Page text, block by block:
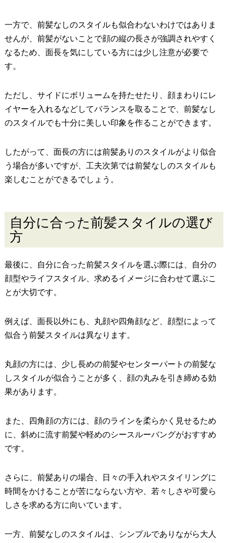
一方で、前髪なしのスタイルも似合わないわけではありま
せんが、前髪がないことで顔の縦の長さが強調されやすく
なるため、面長を気にしている方には少し注意が必要で
す。
ただし、サイドにボリュームを持たせたり、顔まわりにレ
イヤーを入れるなどしてバランスを取ることで、前髪なし
のスタイルでも十分に美しい印象を作ることができます。
したがって、面長の方には前髪ありのスタイルがより似合
う場合が多いですが、工夫次第では前髪なしのスタイルも
楽しむことができるでしょう。
自分に合った前髪スタイルの選び
方
最後に、自分に合った前髪スタイルを選ぶ際には、自分の
顔型やライフスタイル、求めるイメージに合わせて選ぶこ
とが大切です。
例えば、面長以外にも、丸顔や四角顔など、顔型によって
似合う前髪スタイルは異なります。
丸顔の方には、少し長めの前髪やセンターパートの前髪な
しスタイルが似合うことが多く、顔の丸みを引き締める効
果があります。
また、四角顔の方には、顔のラインを柔らかく見せるため
に、斜めに流す前髪や軽めのシースルーバングがおすすめ
です。
さらに、前髪ありの場合、日々の手入れやスタイリングに
時間をかけることが苦にならない方や、若々しさや可愛ら
しさを求める方に向いています。
一方、前髪なしのスタイルは、シンプルでありながら大人